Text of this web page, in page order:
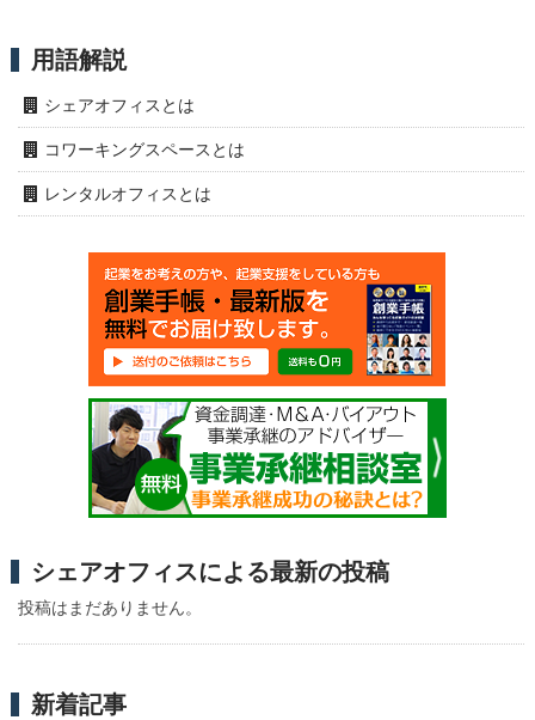
用語解説
シェアオフィスとは
コワーキングスペースとは
レンタルオフィスとは
シェアオフィスによる最新の投稿
投稿はまだありません。
新着記事